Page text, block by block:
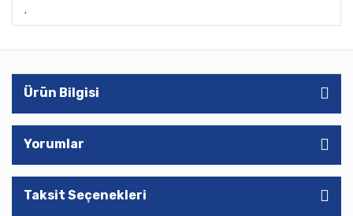
Ürün Bilgisi
Yorumlar
Taksit Seçenekleri